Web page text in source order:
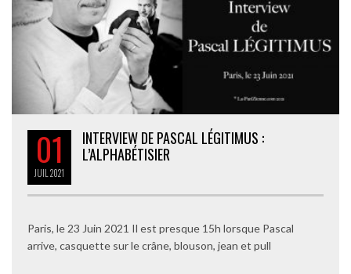
01
JUIL2021
INTERVIEW DE PASCAL LÉGITIMUS :
L’ALPHABÉTISIER
Paris, le 23 Juin 2021 Il est presque 15h lorsque Pascal
arrive, casquette sur le crâne, blouson, jean et pull